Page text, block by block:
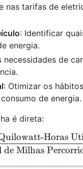
nas tarifas de
: Identificar
energia.
necessidades de
: Otimizar os
de energia.
é direta:
\text{kWh/
Milhas
Horas